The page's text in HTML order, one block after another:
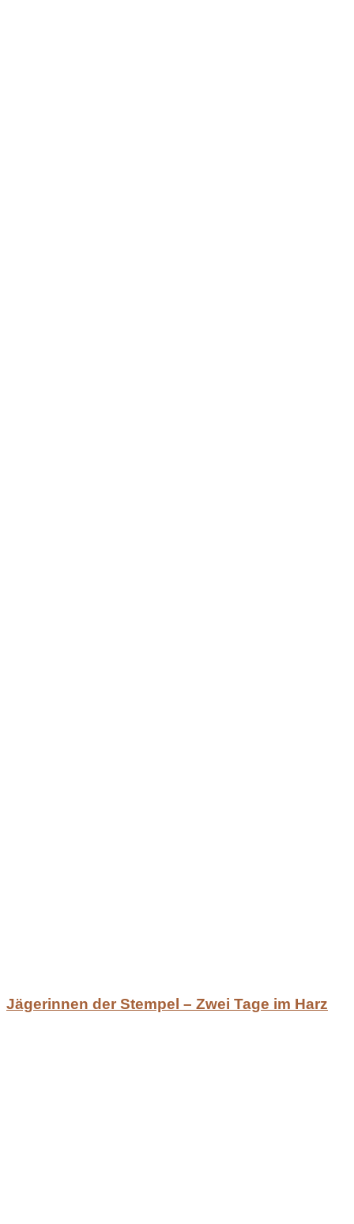
Jägerinnen der Stempel – Zwei Tage im Harz